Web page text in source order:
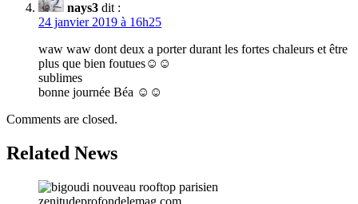
nays3 dit :
24 janvier 2019 à 16h25
waw waw dont deux a porter durant les fortes chaleurs et être
plus que bien foutues☺☺
sublimes
bonne journée Béa ☺☺
Comments are closed.
Related News